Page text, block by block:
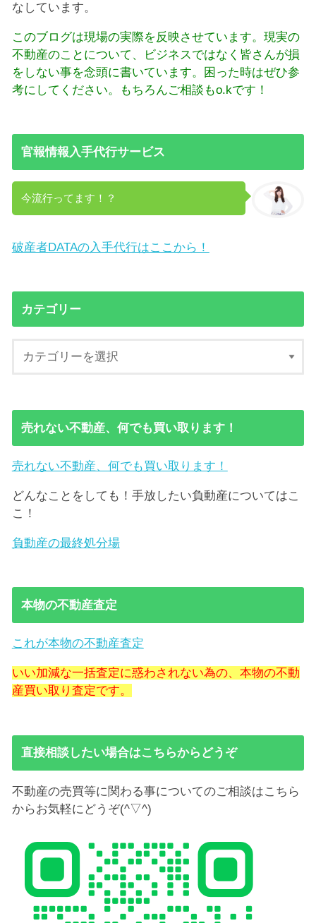
なしています。
このブログは現場の実際を反映させています。現実の
不動産のことについて、ビジネスではなく皆さんが損
をしない事を念頭に書いています。困った時はぜひ参
考にしてください。もちろんご相談もo.kです！
官報情報入手代行サービス
今流行ってます！？
破産者DATAの入手代行はここから！
カテゴリー
売れない不動産、何でも買い取ります！
売れない不動産、何でも買い取ります！
どんなことをしても！手放したい負動産についてはこ
こ！
負動産の最終処分場
本物の不動産査定
これが本物の不動産査定
いい加減な一括査定に惑わされない為の、本物の不動
産買い取り査定です。
直接相談したい場合はこちらからどうぞ
不動産の売買等に関わる事についてのご相談はこちら
からお気軽にどうぞ(^▽^)